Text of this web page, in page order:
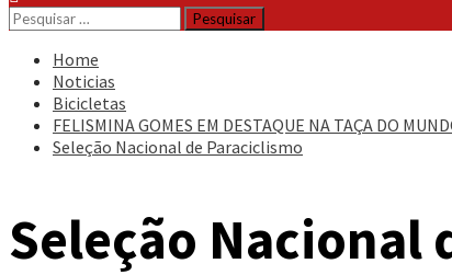
Pesquisar
por:
Home
Noticias
Bicicletas
FELISMINA GOMES EM DESTAQUE NA TAÇA DO
Seleção Nacional de Paraciclismo
Seleção Nacional